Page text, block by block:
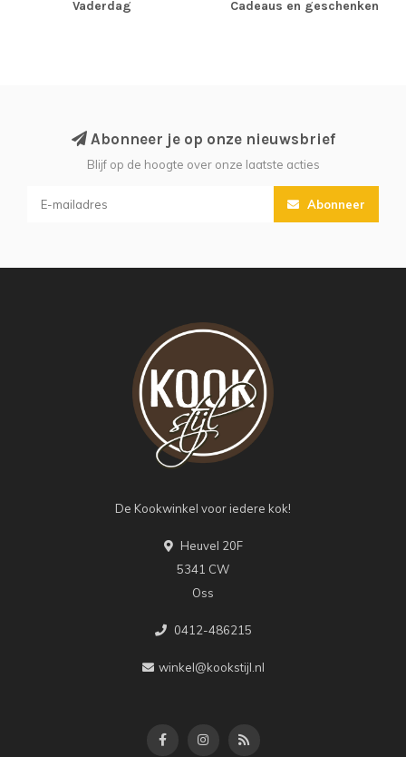
Vaderdag Cadeaus en geschenken
Abonneer je op onze nieuwsbrief
Blijf op de hoogte over onze laatste acties
Abonneer
De Kookwinkel voor iedere kok!
Heuvel 20F
5341 CW
Oss
0412-486215
winkel@kookstijl.nl